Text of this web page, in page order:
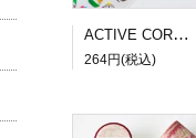
ACTIVE CORPORATION 夏柄ドロップシール かき氷
264円(税込)